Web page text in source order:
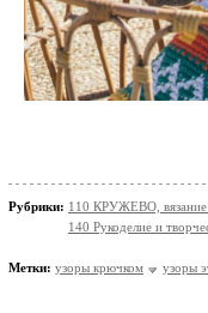
Рубрики: 110 КРУЖЕВО, вязание
140 Рукоделие и
Метки: узоры крючком узоры